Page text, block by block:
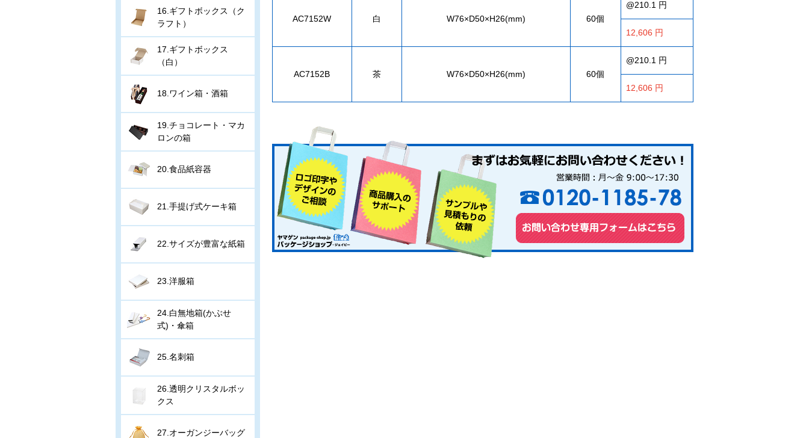
AC7152W 白 W76×D50×H26(mm) 60個
@210.1 円
12,606 円
AC7152B 茶 W76×D50×H26(mm) 60個
@210.1 円
12,606 円
16.ギフトボックス（ク
ラフト）
17.ギフトボックス
（白）
18.ワイン箱・酒箱
19.チョコレート・マカ
ロンの箱
20.食品紙容器
21.手提げ式ケーキ箱
22.サイズが豊富な紙箱
23.洋服箱
24.白無地箱(かぶせ
式)・傘箱
25.名刺箱
26.透明クリスタルボッ
クス
27.オーガンジーバッグ